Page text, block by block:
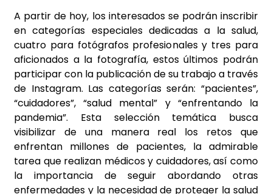
A partir de hoy, los interesados se podrán inscribir
en categorías especiales dedicadas a la salud,
cuatro para fotógrafos profesionales y tres para
aficionados a la fotografía, estos últimos podrán
participar con la publicación de su trabajo a través
de Instagram. Las categorías serán: “pacientes”,
“cuidadores”, “salud mental” y “enfrentando la
pandemia”. Esta selección temática busca
visibilizar de una manera real los retos que
enfrentan millones de pacientes, la admirable
tarea que realizan médicos y cuidadores, así como
la importancia de seguir abordando otras
enfermedades y la necesidad de proteger la salud